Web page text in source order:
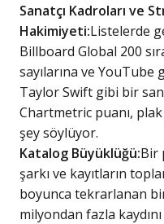
Sanatçı Kadroları ve
Hakimiyeti:Listelerde
Billboard Global 200
sayılarına ve
Taylor Swift gibi bir
Chartmetric puanı,
şey söylüyor.
Katalog Büyüklüğü:Bir
şarkı ve kayıtların
boyunca tekrarlanan
milyondan fazla